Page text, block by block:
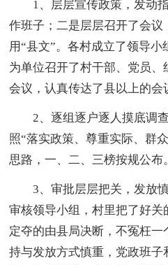
1、层层宣传政策，发动指
作班子；二是层层召开了会
用“县文”。各村成立了领导小
为单位召开了村干部、党员
会议，认真传达了县以上的会
2、逐组逐户逐人摸底调查
照“落实政策、尊重实际、群
思路，一、二、三榜按规公布。
3、审批层层把关，发放慎
审核领导小组，村里把了好
定夺的由县局决断，不冤枉
持与发放方式慎重，党政班